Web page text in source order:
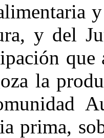
y del
que
la
prima,